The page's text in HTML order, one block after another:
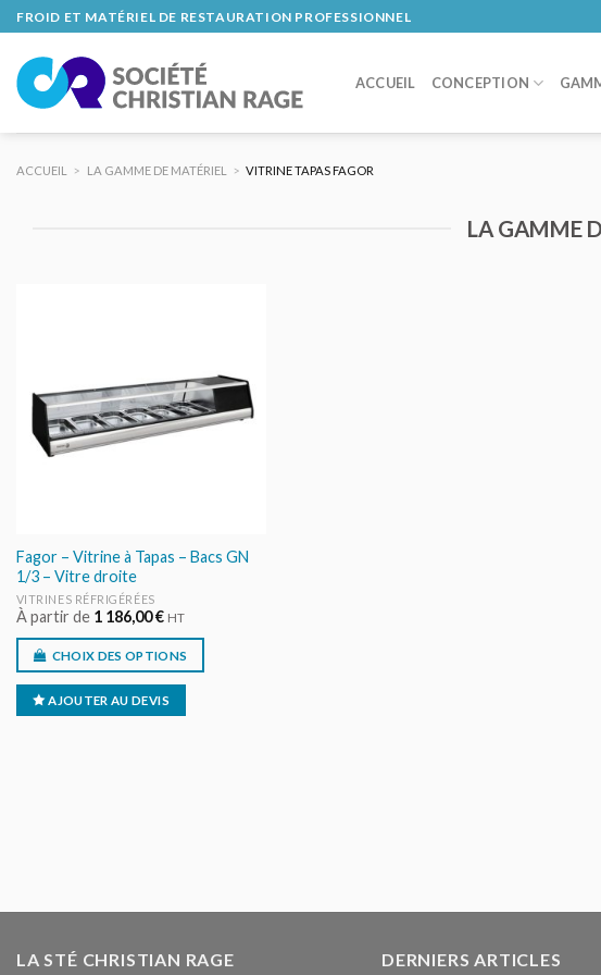
Skip
to
content
FROID ET MATÉRIEL DE RESTAURATION PROFESSIONNEL
ACCUEIL CONCEPTION
ACCUEIL > LA GAMME DE MATÉRIEL > VITRINE TAPAS FAGOR
LA GAMME
Fagor – Vitrine à Tapas – Bacs GN
1/3 – Vitre droite
VITRINES RÉFRIGÉRÉES
À partir de 1 186,00€ HT
CHOIX DES OPTIONS
AJOUTER AU DEVIS
LA STÉ CHRISTIAN RAGE DERNIERS ARTICLES